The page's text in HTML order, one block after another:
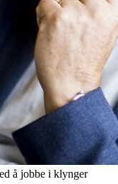
å jobbe i klynger